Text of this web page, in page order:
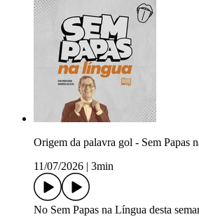
Origem da palavra gol - Sem Papas
11/07/2026
3min
No Sem Papas na Língua desta